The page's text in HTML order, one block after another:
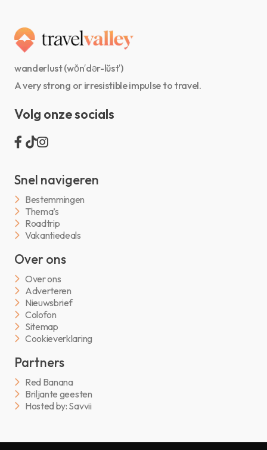
wanderlust (wŏn′dər-lŭst′)
A very strong or irresistible impulse to travel.
Volg onze socials
Snel navigeren
Bestemmingen
Thema’s
Roadtrip
Vakantiedeals
Over ons
Over ons
Adverteren
Nieuwsbrief
Colofon
Sitemap
Cookieverklaring
Partners
Red Banana
Briljante geesten
Hosted by: Savvii